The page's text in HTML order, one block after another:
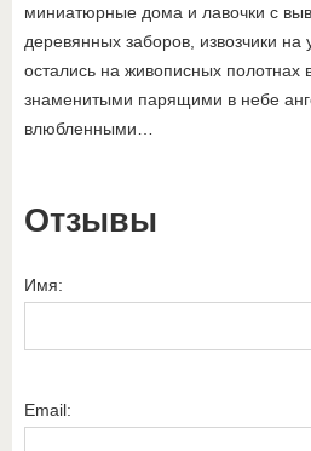
миниатюрные дома и лавочки с
деревянных заборов, извозчики на
остались на живописных полотнах
знаменитыми парящими в небе
влюбленными…
Отзывы
Имя:
Email: